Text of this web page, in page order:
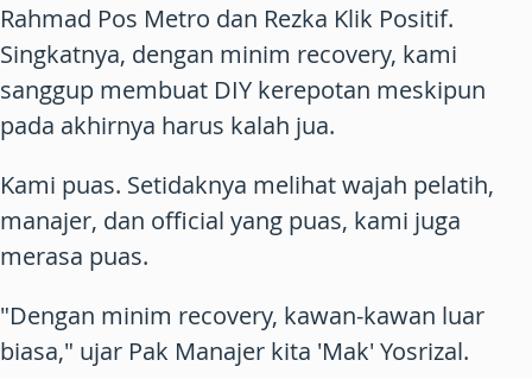
Rahmad Pos Metro dan Rezka Klik Positif.
Singkatnya, dengan minim recovery, kami
sanggup membuat DIY kerepotan meskipun
pada akhirnya harus kalah jua.
Kami puas. Setidaknya melihat wajah pelatih,
manajer, dan official yang puas, kami juga
merasa puas.
"Dengan minim recovery, kawan-kawan luar
biasa," ujar Pak Manajer kita 'Mak' Yosrizal.